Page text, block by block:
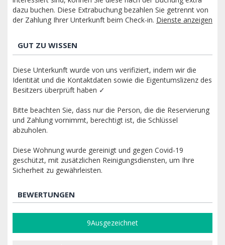
dazu buchen. Diese Extrabuchung bezahlen Sie getrennt von
der Zahlung Ihrer Unterkunft beim Check-in. Dienste anzeigen
GUT ZU WISSEN
Diese Unterkunft wurde von uns verifiziert, indem wir die
Identität und die Kontaktdaten sowie die Eigentumslizenz des
Besitzers überprüft haben ✓
Bitte beachten Sie, dass nur die Person, die die Reservierung
und Zahlung vornimmt, berechtigt ist, die Schlüssel
abzuholen.
Diese Wohnung wurde gereinigt und gegen Covid-19
geschützt, mit zusätzlichen Reinigungsdiensten, um Ihre
Sicherheit zu gewährleisten.
BEWERTUNGEN
9Ausgezeichnet